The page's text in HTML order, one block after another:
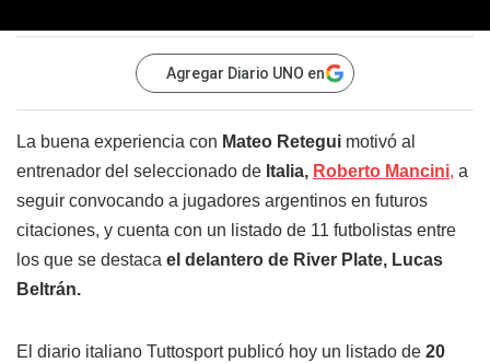
Agregar Diario UNO en
La buena experiencia con Mateo Retegui motivó al
entrenador del seleccionado de Italia, Roberto Mancini, a
seguir convocando a jugadores argentinos en futuros
citaciones, y cuenta con un listado de 11 futbolistas entre
los que se destaca el delantero de River Plate, Lucas
Beltrán.
El diario italiano Tuttosport publicó hoy un listado de 20